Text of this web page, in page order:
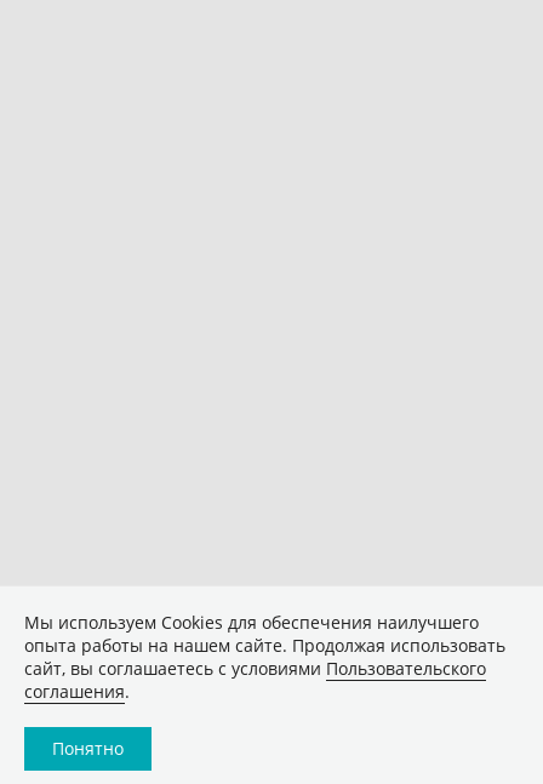
Мы используем Сookies для обеспечения наилучшего
опыта работы на нашем сайте. Продолжая использовать
сайт, вы соглашаетесь с условиями Пользовательского
соглашения.
Понятно